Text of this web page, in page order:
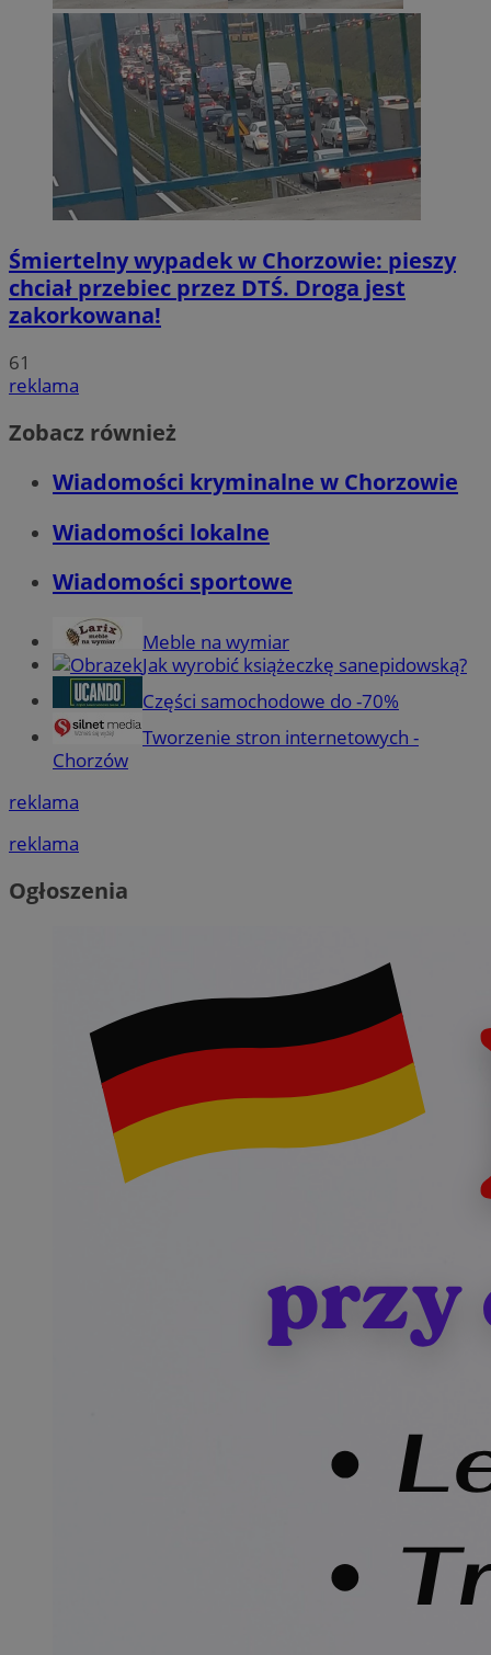
Śmiertelny wypadek w Chorzowie: pieszy
chciał przebiec przez DTŚ. Droga jest
zakorkowana!
61
reklama
Zobacz również
Wiadomości kryminalne w Chorzowie
Wiadomości lokalne
Wiadomości sportowe
Meble na wymiar
Jak wyrobić książeczkę sanepidowską?
Części samochodowe do -70%
Tworzenie stron internetowych -
Chorzów
reklama
reklama
Ogłoszenia